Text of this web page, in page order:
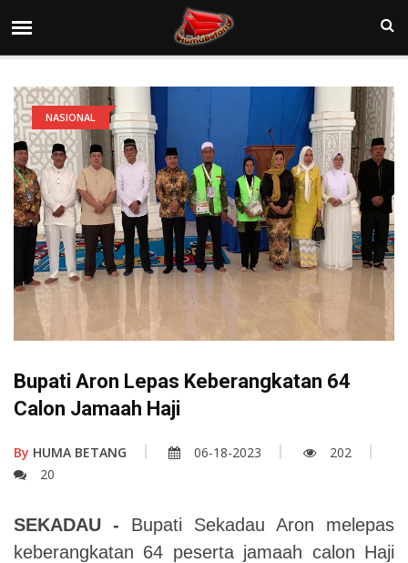
NASIONAL
Bupati Aron Lepas Keberangkatan 64
Calon Jamaah Haji
By HUMA BETANG 06-18-2023
202
20
SEKADAU - Bupati Sekadau Aron melepas
keberangkatan 64 peserta jamaah calon Haji